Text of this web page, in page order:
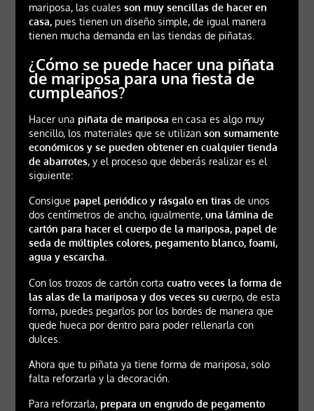
mariposa, las cuales son muy sencillas de hacer en
casa,pues tienen un diseño simple, de igual manera
tienen mucha demanda en las tiendas de piñatas.
¿Cómo se puede hacer una piñata
de mariposa para una fiesta de
cumpleaños?
Hacer una piñata de mariposa en casa es algo muy
sencillo, los materiales que se utilizan son sumamente
económicos y se pueden obtener en cualquier tienda
de abarrotes, y el proceso que deberás realizar es el
siguiente:
Consigue papel periódico y rásgalo en tirasde unos
dos centímetros de ancho, igualmente, una lámina de
cartón para hacer el cuerpo de la mariposa, papel de
seda de múltiples colores, pegamento blanco, foami,
agua y escarcha.
Con los trozos de cartón corta cuatro veces la forma de
las alas de la mariposa y dos veces su cuerpo, de esta
forma, puedes pegarlos por los bordes de manera que
quede hueca por dentro para poder rellenarla con
dulces.
Ahora que tu piñata ya tiene forma de mariposa, solo
falta reforzarla y la decoración.
Para reforzarla, prepara un engrudo de pegamento